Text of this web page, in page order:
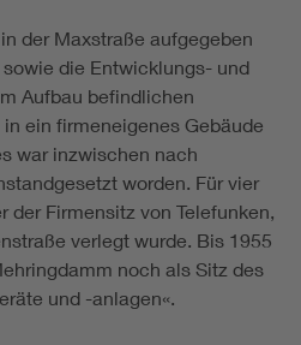
der Maxstraße aufgegeben
die Entwicklungs- und
Aufbau befindlichen
ein firmeneigenes Gebäude
war inzwischen nach
worden. Für vier
der Firmensitz von Telefunken,
verlegt wurde. Bis 1955
noch als Sitz des
und -anlagen«.